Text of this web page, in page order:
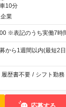
10分
業
11:00～19:00 ※表記のうち実働7
から1週間以内(最短2
履歴書不要 / シフト勤務